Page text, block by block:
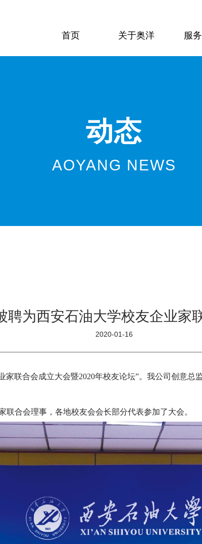
首页 关于奥洋 服
动态
AOYANG NEWS
聘为西安石油大学校友企业家
2020-01-16
家联合会成立大会暨2020年校友论坛”。我公司创意
合会理事，各地校友会会长部分代表参加了大会。